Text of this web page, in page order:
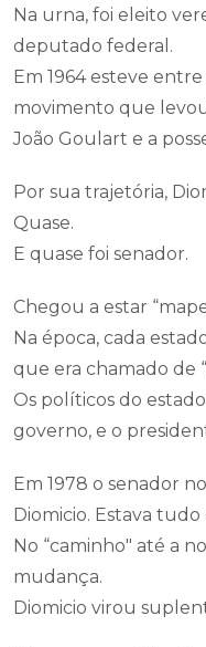
Na urna, foi eleito
deputado federal.
Em 1964 esteve
movimento que
João Goulart e a
Por sua trajetória,
Quase.
E quase foi senador.
Chegou a estar
Na época, cada
que era chamado de
Os políticos do
governo, e o
Em 1978 o senador
Diomicio. Estava tudo
No “caminho" até a
mudança.
Diomicio virou